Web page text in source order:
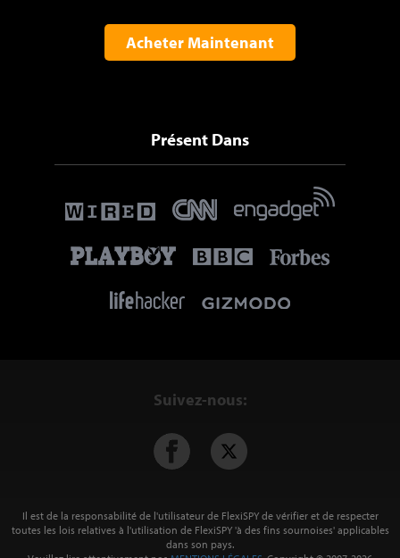
Acheter Maintenant
Présent Dans
Suivez-nous:
Il est de la responsabilité de l'utilisateur de FlexiSPY de vérifier et de respecter
toutes les lois relatives à l'utilisation de FlexiSPY 'à des fins sournoises' applicables
dans son pays.